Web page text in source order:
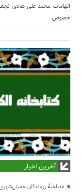
اتهامات محمد علی هادی
خصوص
آخرین اخبار
مصاحبۀ رزمندگان خمینی‌شهری لشکر8 در